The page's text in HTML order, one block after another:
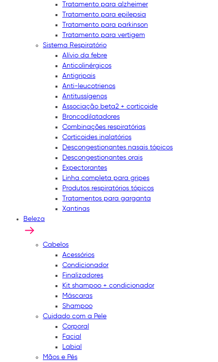
Tratamento para alzheimer
Tratamento para epilepsia
Tratamento para parkinson
Tratamento para vertigem
Sistema Respiratório
Alívio da febre
Anticolinérgicos
Antigripais
Anti-leucotrienos
Antitussígenos
Associação beta2 + corticoide
Broncodilatadores
Combinações respiratórias
Corticoides inalatórios
Descongestionantes nasais tópicos
Descongestionantes orais
Expectorantes
Linha completa para gripes
Produtos respiratórios tópicos
Tratamentos para garganta
Xantinas
Beleza
Cabelos
Acessórios
Condicionador
Finalizadores
Kit shampoo + condicionador
Máscaras
Shampoo
Cuidado com a Pele
Corporal
Facial
Labial
Mãos e Pés